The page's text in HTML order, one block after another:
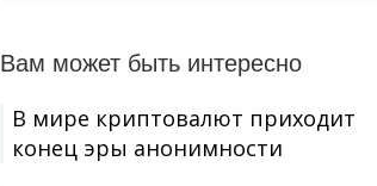
Вам может быть интересно
В мире криптовалют приходит
конец эры анонимности